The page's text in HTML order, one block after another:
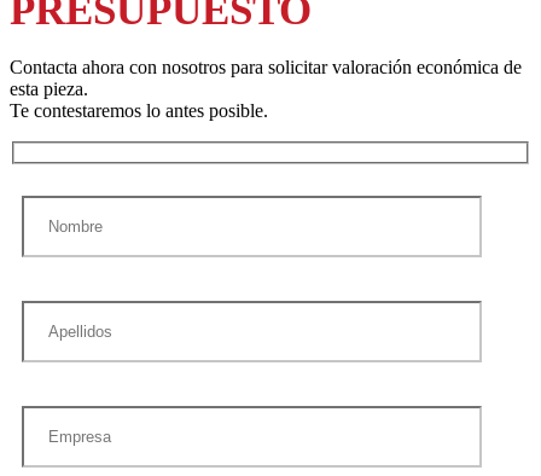
PRESUPUESTO
Contacta ahora con nosotros para solicitar valoración económica de
esta pieza.
Te contestaremos lo antes posible.